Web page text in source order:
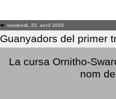
vendredi, 25. avril 2025
Guanyadors del primer
La cursa Ornitho-
nom